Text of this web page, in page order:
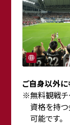
ご自身以外に
無料観戦チ
資格を持
可能です。